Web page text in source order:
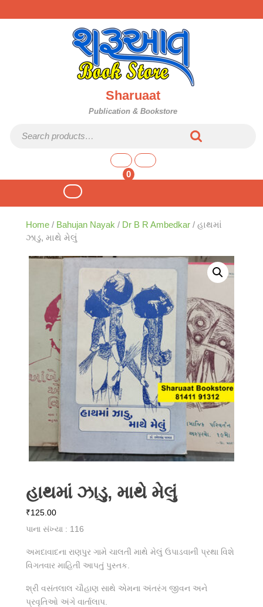
to
Sharuaat
Publication & Bookstore
0
shopping
Open
Button
Home / Bahujan Nayak / Dr B R Ambedkar / હાથમાં
ઝાડુ, માથે મેલું
હાથમાં ઝાડુ, માથે મેલું
₹125.00
પાના સંખ્યા : 116
અમદાવાદના રાણપુર ગામે ચાલતી માથે મેલું ઉપાડવાની પ્રથા વિશે
વિગતવાર માહિતી આપતું પુસ્તક.
શ્રી વસંતલાલ ચૌહાણ સાથે એમના અંતરંગ જીવન અને
પ્રવૃતિઓ અંગે વાર્તાલાપ.